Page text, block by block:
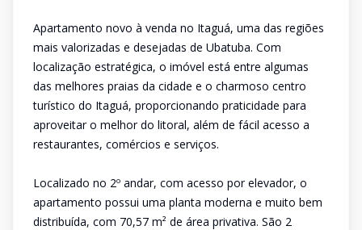
Apartamento novo à venda no Itaguá, uma das regiões
mais valorizadas e desejadas de Ubatuba. Com
localização estratégica, o imóvel está entre algumas
das melhores praias da cidade e o charmoso centro
turístico do Itaguá, proporcionando praticidade para
aproveitar o melhor do litoral, além de fácil acesso a
restaurantes, comércios e serviços.
Localizado no 2º andar, com acesso por elevador, o
apartamento possui uma planta moderna e muito bem
distribuída, com 70,57 m² de área privativa. São 2